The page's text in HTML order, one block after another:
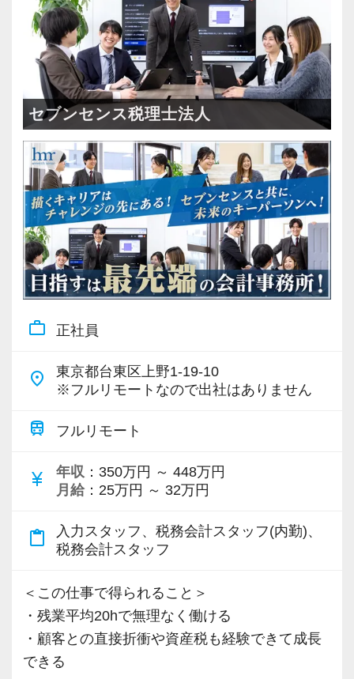
セブンセンス税理士法人
work_outline 正社員
place
東京都台東区上野1-19-10
※フルリモートなので出社はありません
train フルリモート
currency_yen 年収 ：350万円 ～ 448万円
月給 ：25万円 ～ 32万円
content_paste
入力スタッフ、税務会計スタッフ(内勤)、
税務会計スタッフ
＜この仕事で得られること＞
・残業平均20hで無理なく働ける
・顧客との直接折衝や資産税も経験できて成長
できる